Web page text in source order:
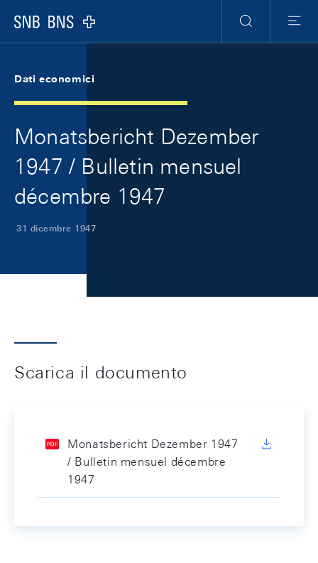
Logo
Ricerca
Menu
Dati economici
Monatsbericht Dezember
1947 / Bulletin mensuel
décembre 1947
31 dicembre 1947
Scarica il documento
Monatsbericht Dezember 1947
/ Bulletin mensuel décembre
1947